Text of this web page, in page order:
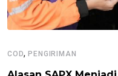
COD,PENGIRIMAN